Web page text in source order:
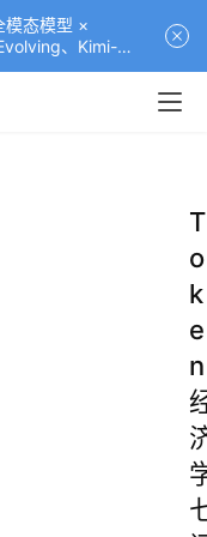
模态模型 ×
、Kimi-
T
o
k
e
n